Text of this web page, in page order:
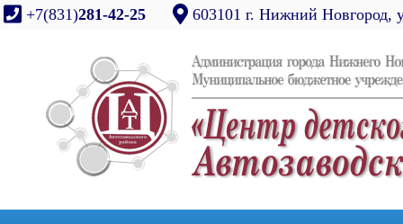
+7(831)281-42-25 603101 г. Нижний Новгород,